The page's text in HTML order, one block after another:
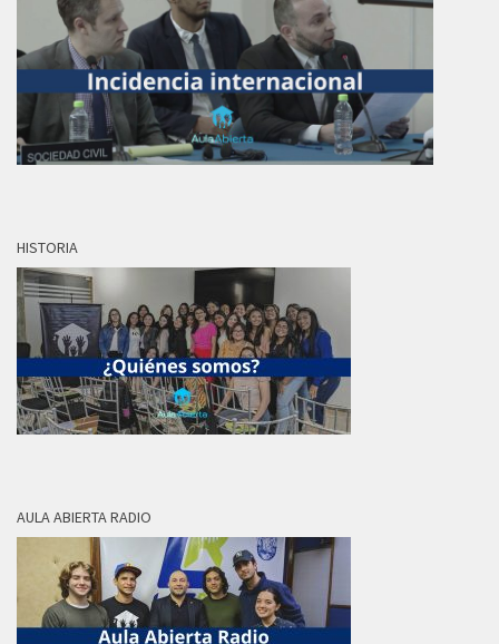
HISTORIA
AULA ABIERTA RADIO